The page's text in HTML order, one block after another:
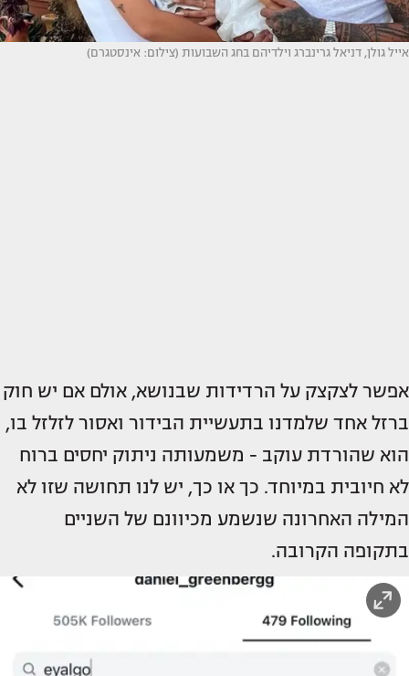
אייל גולן, דניאל גרינברג וילדיהם בחג השבועות (צילום: אינסטגרם)
אפשר לצקצק על הרדידות שבנושא, אולם אם יש חוק
ברזל אחד שלמדנו בתעשיית הבידור ואסור לזלזל בו,
הוא שהורדת עוקב - משמעותה ניתוק יחסים ברוח
לא חיובית במיוחד. כך או כך, יש לנו תחושה שזו לא
המילה האחרונה שנשמע מכיוונם של השניים
בתקופה הקרובה.